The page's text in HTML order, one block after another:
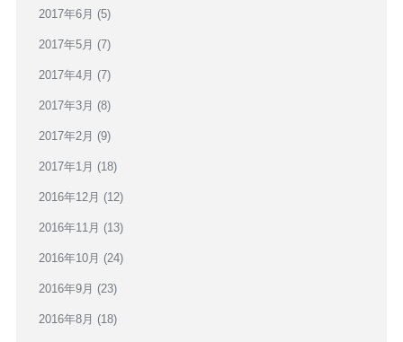
2017年6月 (5)
2017年5月 (7)
2017年4月 (7)
2017年3月 (8)
2017年2月 (9)
2017年1月 (18)
2016年12月 (12)
2016年11月 (13)
2016年10月 (24)
2016年9月 (23)
2016年8月 (18)